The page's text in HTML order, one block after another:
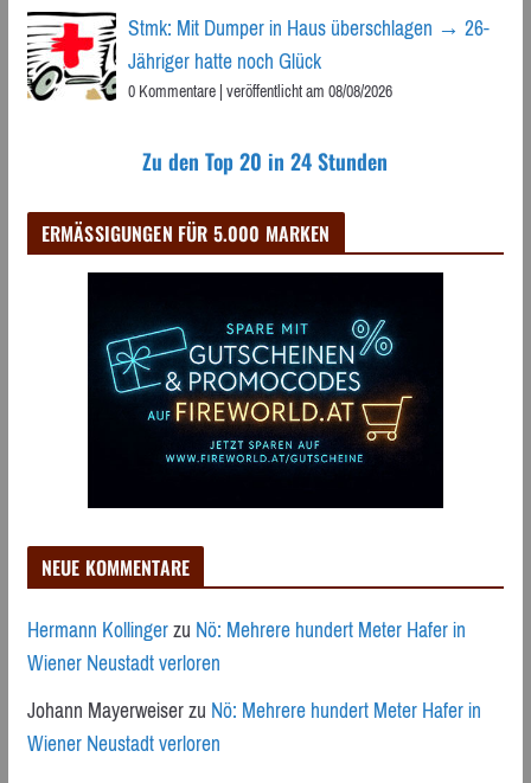
Stmk: Mit Dumper in Haus überschlagen → 26-
Jähriger hatte noch Glück
0 Kommentare|veröffentlicht am 08/08/2026
Zu den Top 20 in 24 Stunden
ERMÄSSIGUNGEN FÜR 5.000 MARKEN
NEUE KOMMENTARE
Hermann KollingerzuNö: Mehrere hundert Meter Hafer in
Wiener Neustadt verloren
Johann MayerweiserzuNö: Mehrere hundert Meter Hafer in
Wiener Neustadt verloren